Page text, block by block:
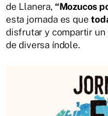
de Llanera, “Mozucos
esta jornada es que
disfrutar y compartir
de diversa índole.